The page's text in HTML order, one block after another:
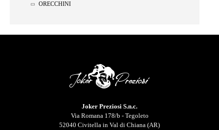
ORECCHINI
Joker Preziosi S.n.c.
Via Romana 178/b - Tegoleto
52040 Civitella in Val di Chiana (AR)